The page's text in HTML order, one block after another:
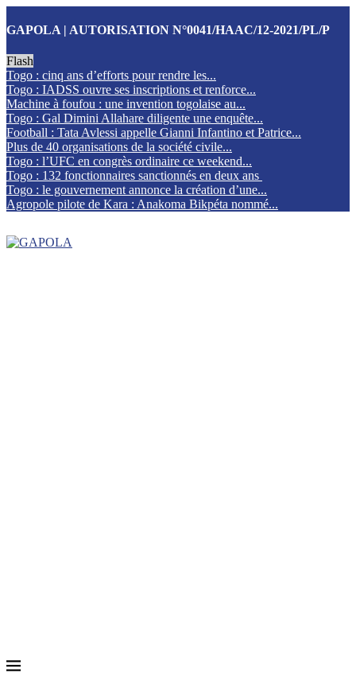
GAPOLA | AUTORISATION N°0041/HAAC/12-2021/PL/P
Flash
Togo : cinq ans d’efforts pour rendre les...
Togo : IADSS ouvre ses inscriptions et renforce...
Machine à foufou : une invention togolaise au...
Togo : Gal Dimini Allahare diligente une enquête...
Football : Tata Avlessi appelle Gianni Infantino et Patrice...
Plus de 40 organisations de la société civile...
Togo : l’UFC en congrès ordinaire ce weekend...
Togo : 132 fonctionnaires sanctionnés en deux ans
Togo : le gouvernement annonce la création d’une...
Agropole pilote de Kara : Anakoma Bikpéta nommé...